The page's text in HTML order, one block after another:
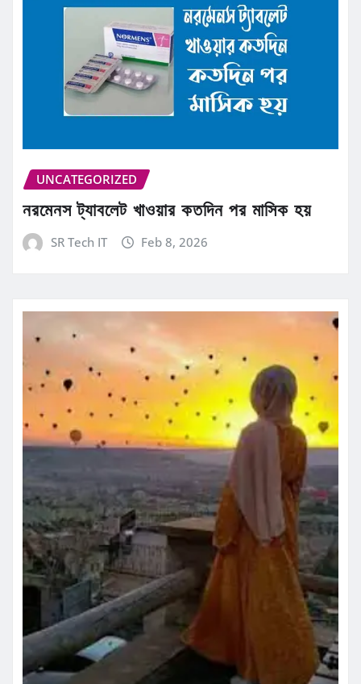
UNCATEGORIZED
নরমেনস ট্যাবলেট খাওয়ার কতদিন পর মাসিক হয়
SR Tech IT Feb 8, 2026